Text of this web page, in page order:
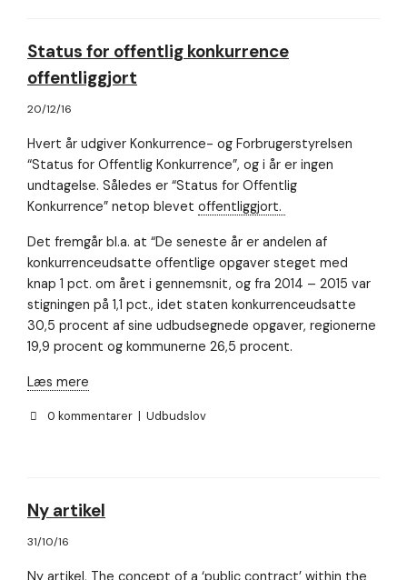
Status for offentlig konkurrence
offentliggjort
20/12/16
Hvert år udgiver Konkurrence- og Forbrugerstyrelsen
“Status for Offentlig Konkurrence”, og i år er ingen
undtagelse. Således er “Status for Offentlig
Konkurrence” netop blevet offentliggjort.
Det fremgår bl.a. at “De seneste år er andelen af
konkurrenceudsatte offentlige opgaver steget med
knap 1 pct. om året i gennemsnit, og fra 2014 – 2015 var
stigningen på 1,1 pct., idet staten konkurrenceudsatte
30,5 procent af sine udbudsegnede opgaver, regionerne
19,9 procent og kommunerne 26,5 procent.
Læs mere
0 kommentarer | Udbudslov
Ny artikel
31/10/16
Ny artikel, The concept of a ‘public contract’ within the
fungere
ordentligt uden
disse cookies.
Oplevelse
For at vores
hjemmeside
skal fungere
så godt som
dit besøg.
Hvis du
nægter disse
cookies,
forsvinder en
del
funktionalitet
hjemmesiden.